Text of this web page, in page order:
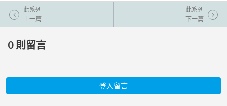
此系列
上一篇
此系列
下一篇
0 則留言
登入留言